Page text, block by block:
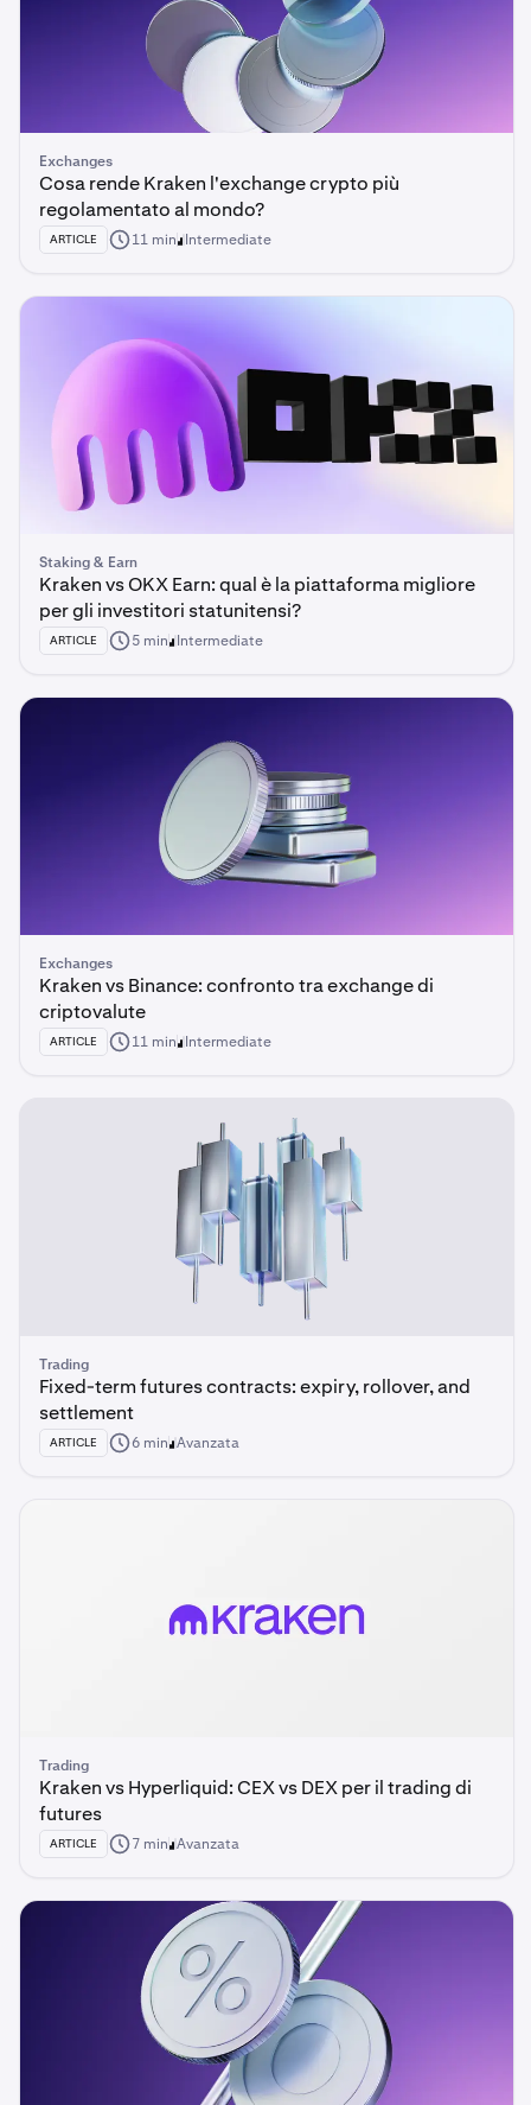
Exchanges
Cosa rende Kraken l'exchange crypto più
regolamentato al mondo?
ARTICLE 11 min Intermediate
Staking & Earn
Kraken vs OKX Earn: qual è la piattaforma migliore
per gli investitori statunitensi?
ARTICLE 5 min Intermediate
Exchanges
Kraken vs Binance: confronto tra exchange di
criptovalute
ARTICLE 11 min Intermediate
Trading
Fixed-term futures contracts: expiry, rollover, and
settlement
ARTICLE 6 min Avanzata
Trading
Kraken vs Hyperliquid: CEX vs DEX per il trading di
futures
ARTICLE 7 min Avanzata